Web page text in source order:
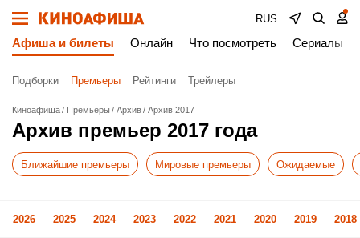
RUS
Афиша и билеты Онлайн Что посмотреть Сериалы
Подборки Премьеры Рейтинги Трейлеры
Киноафиша Премьеры Архив Архив 2017
Архив премьер 2017 года
Ближайшие премьеры Мировые премьеры Ожидаемые
2026 2025 2024 2023 2022 2021 2020 2019 2018